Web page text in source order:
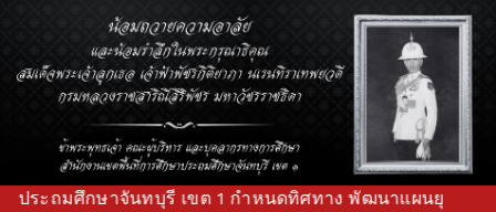
ถมศึกษาจันทบุรี เขต 1 กำหนดทิศทาง พัฒนาแผนยุทธศาสตร์